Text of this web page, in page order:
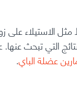
التي تبحث
عضلة الباي.